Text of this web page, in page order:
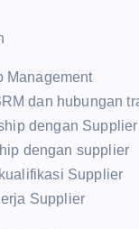
Management
dan hubungan
dengan Supplier
dengan supplier
Supplier
Supplier